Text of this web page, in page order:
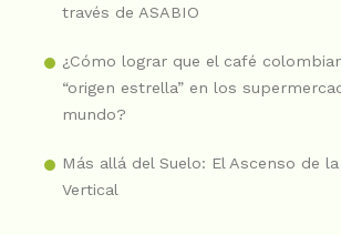
través de ASABIO
¿Cómo lograr que el café
“origen estrella” en los
mundo?
Más allá del Suelo: El Ascenso de
Vertical